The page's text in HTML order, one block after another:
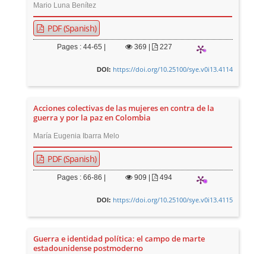
Mario Luna Benítez
PDF (Spanish)
Pages : 44-65 | 369 | 227
DOI: https://doi.org/10.25100/sye.v0i13.4114
Acciones colectivas de las mujeres en contra de la
guerra y por la paz en Colombia
María Eugenia Ibarra Melo
PDF (Spanish)
Pages : 66-86 | 909 | 494
DOI: https://doi.org/10.25100/sye.v0i13.4115
Guerra e identidad política: el campo de marte
estadounidense postmoderno